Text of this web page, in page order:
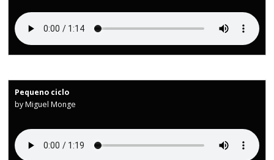
Pequeno ciclo
by Miguel Monge